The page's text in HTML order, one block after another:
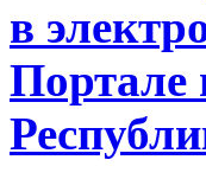
в
Портале